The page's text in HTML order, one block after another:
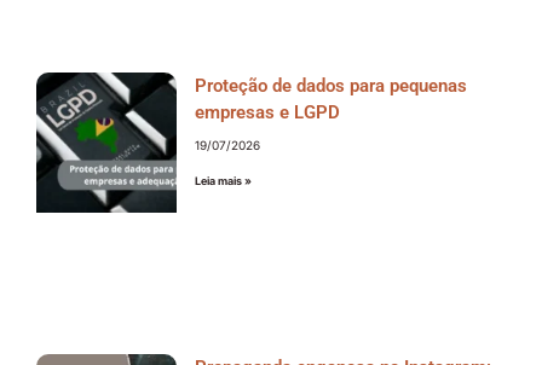
Proteção de dados para pequenas
empresas e LGPD
19/07/2026
Leia mais »